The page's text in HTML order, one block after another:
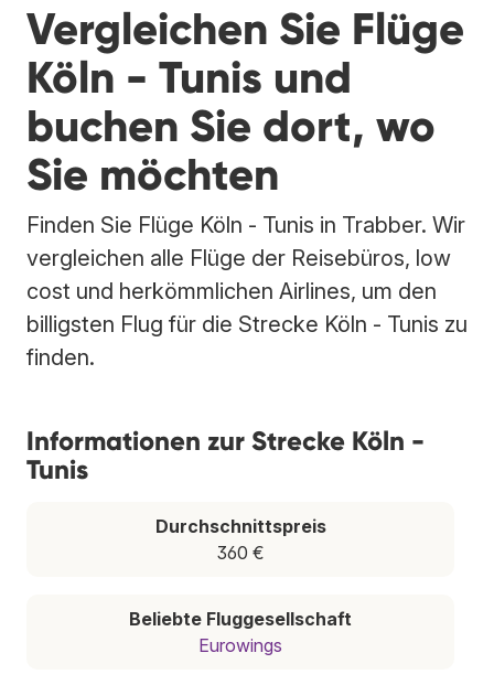
Vergleichen Sie Flüge
Köln - Tunis und
buchen Sie dort, wo
Sie möchten
Finden Sie Flüge Köln - Tunis in Trabber. Wir
vergleichen alle Flüge der Reisebüros, low
cost und herkömmlichen Airlines, um den
billigsten Flug für die Strecke Köln - Tunis zu
finden.
Informationen zur Strecke Köln -
Tunis
Durchschnittspreis
360 €
Beliebte Fluggesellschaft
Eurowings